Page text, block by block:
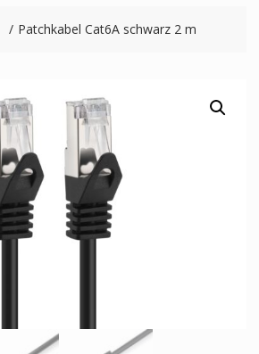
Patchkabel Cat6A schwarz 2 m